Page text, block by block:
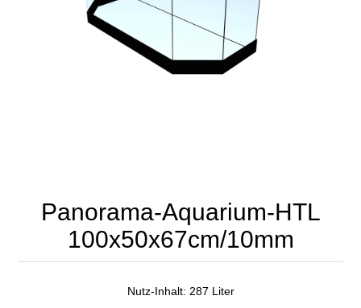
Panorama-Aquarium-HTL
100x50x67cm/10mm
Nutz-Inhalt: 287 Liter